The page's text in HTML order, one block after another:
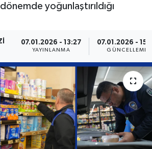
yoğunlaştırıldığı
07.01.2026 - 13:27
YAYINLANMA
07.01.2026 -
GÜNCELLEME